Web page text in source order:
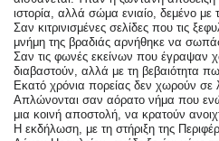
ιστορία, αλλά σώμα ενιαίο, δεμένο με
Σαν κιτρινισμένες σελίδες που τις
μνήμη της βραδιάς αρνήθηκε να
Σαν τις φωνές εκείνων που έγραψαν
διαβαστούν, αλλά με τη βεβαιότητα
Εκατό χρόνια πορείας δεν χωρούν σε
Απλώνονται σαν αόρατο νήμα που
μια κοινή αποστολή, να κρατούν
Η εκδήλωση, με τη στήριξη της